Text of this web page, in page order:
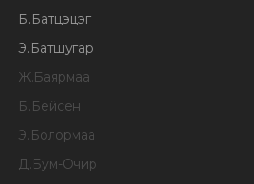
Б. Батцэцэг
Э. Батшугар
Ж. Баярмаа
Б. Бейсен
Э. Болормаа
Д. Бум-Очир